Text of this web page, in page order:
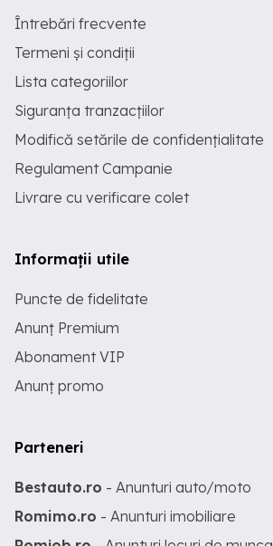
Întrebări frecvente
Termeni și condiții
Lista categoriilor
Siguranța tranzacțiilor
Modifică setările de confidențialitate
Regulament Campanie
Livrare cu verificare colet
Informații utile
Puncte de fidelitate
Anunț Premium
Abonament VIP
Anunț promo
Parteneri
Bestauto.ro - Anunturi auto/moto
Romimo.ro - Anunturi imobiliare